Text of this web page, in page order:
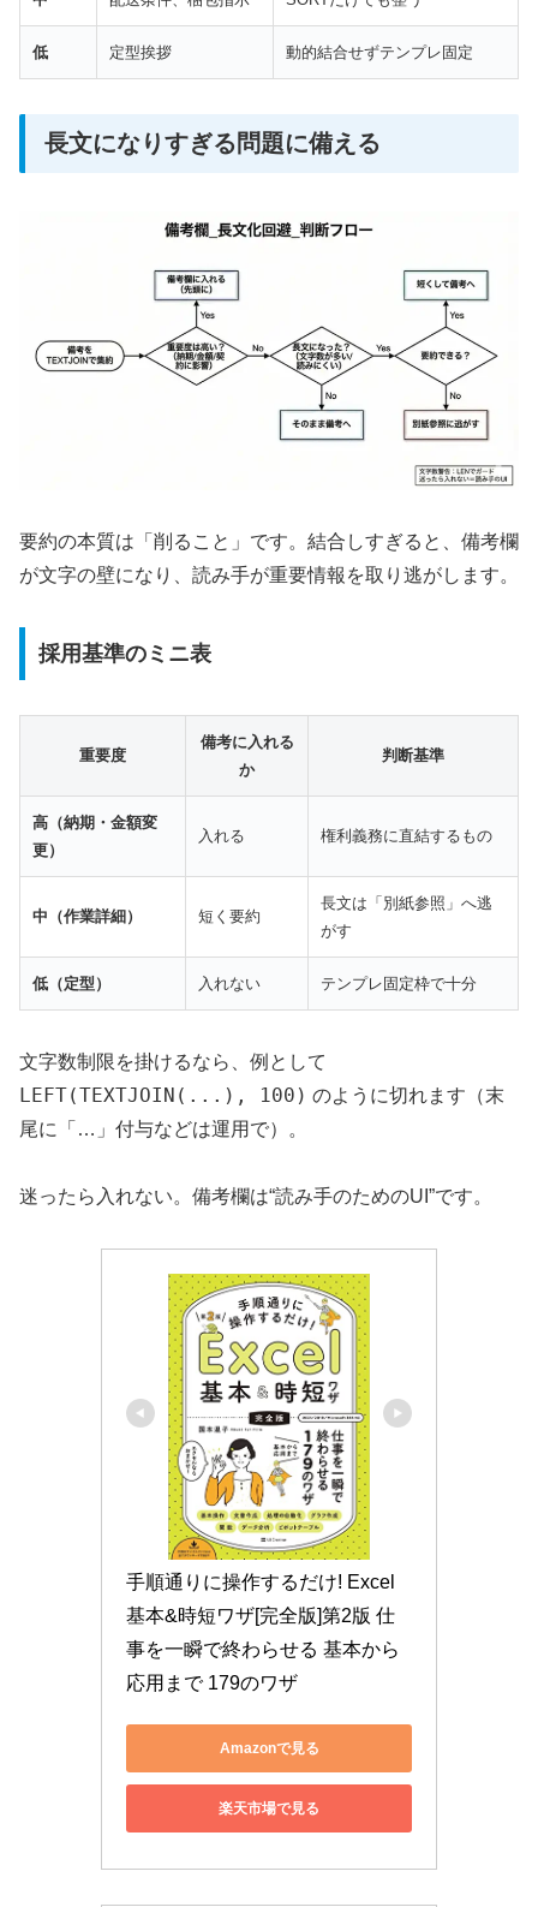
低 定型挨拶 動的結合せずテンプレ固定
長文になりすぎる問題に備える
要約の本質は「削ること」です。結合しすぎると、備考欄
が文字の壁になり、読み手が重要情報を取り逃がします。
採用基準のミニ表
重要度
備考に入れる
か
判断基準
高（納期・金額変
更）
入れる 権利義務に直結するもの
中（作業詳細） 短く要約
長文は「別紙参照」へ逃
がす
低（定型） 入れない テンプレ固定枠で十分
文字数制限を掛けるなら、例として
LEFT(TEXTJOIN(...), 100) のように切れます（末
尾に「…」付与などは運用で）。
迷ったら入れない。備考欄は“読み手のためのUI”です。
手順通りに操作するだけ! Excel
基本&時短ワザ[完全版]第2版 仕
事を一瞬で終わらせる 基本から
応用まで 179のワザ
Amazonで見る
楽天市場で見る